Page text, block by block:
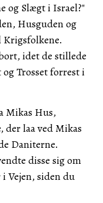
og Slægt i Israel?"
Husguden og
idet de stillede
Trosset forrest i
Mikas Hus,
der laa ved Mikas
Daniterne.
disse sig om
Vejen, siden du